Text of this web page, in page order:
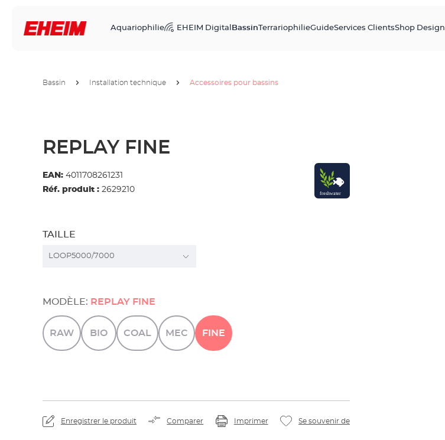
Aquariophilie EHEIM Digital BassinTerrariophilieGuideServices ClientsShop Design
Bassin Installation technique Accessoires pour bassins
REPLAY FINE
EAN: 4011708261231
Réf. produit : 2629210
TAILLE
MODÈLE: REPLAY FINE
RAW BIO COAL MEC FINE
Enregistrer le produit Comparer Imprimer Se souvenir de